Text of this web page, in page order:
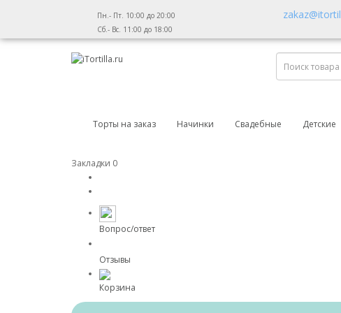
Пн.- Пт. 10:00 до 20:00
Сб.- Вс. 11:00 до 18:00
Торты на заказ Начинки Свадебные Детские
Закладки 0
Вопрос/ответ
Отзывы
Корзина